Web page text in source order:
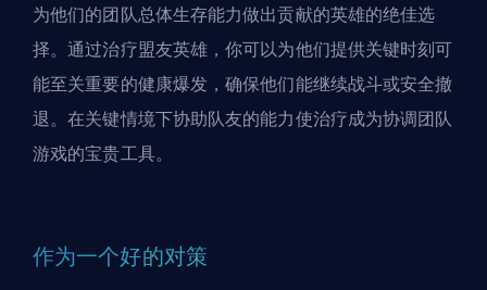
为他们的团队总体生存能力做出贡献的英雄的绝佳选
择。通过治疗盟友英雄，你可以为他们提供关键时刻可
能至关重要的健康爆发，确保他们能继续战斗或安全撤
退。在关键情境下协助队友的能力使治疗成为协调团队
游戏的宝贵工具。
作为一个好的对策